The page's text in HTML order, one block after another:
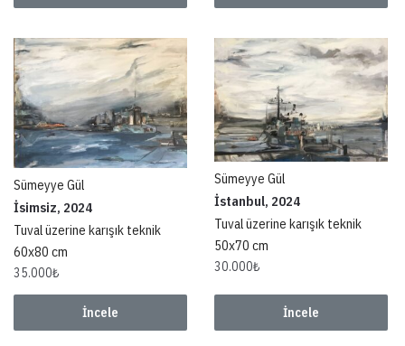
Sümeyye Gül
İsimsiz, 2024
Tuval üzerine karışık teknik
60x80 cm
35.000₺
İncele
Sümeyye Gül
İstanbul, 2024
Tuval üzerine karışık teknik
50x70 cm
30.000₺
İncele